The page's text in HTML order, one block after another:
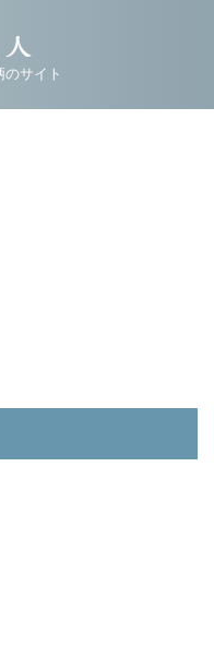
のサイト